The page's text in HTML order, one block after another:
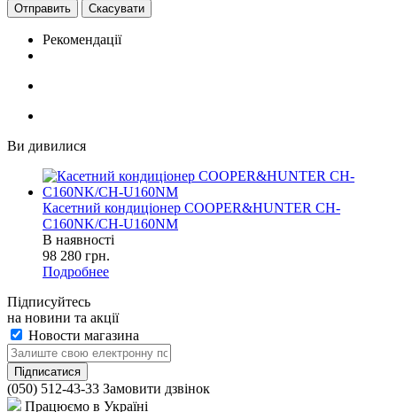
Скасувати
Рекомендації
Ви дивилися
Касетний кондиціонер COOPER&HUNTER CH-
C160NK/CH-U160NM
В наявності
98 280 грн.
Подробнее
Підписуйтесь
на новини та акції
Новости магазина
(050) 512-43-33 Замовити дзвінок
Працюємо в Україні